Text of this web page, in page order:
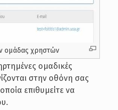
ομάδας χρηστών
ομαδικές
στην οθόνη σας
επιθυμείτε να